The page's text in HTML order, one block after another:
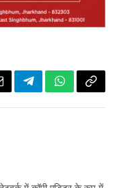
TelegramWhatsApp
Copy